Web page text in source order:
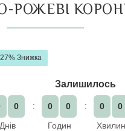
РОЖЕВІ
Залишилось
0
Днів
0
0
Годин
0
0
Хвилин